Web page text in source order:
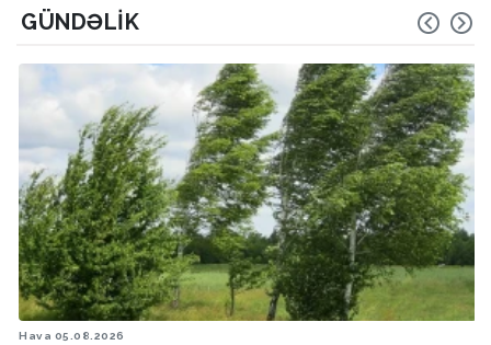
GÜNDƏLIK
Hava 05.08.2026